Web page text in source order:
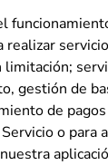
realizar
gestión de
de
o para